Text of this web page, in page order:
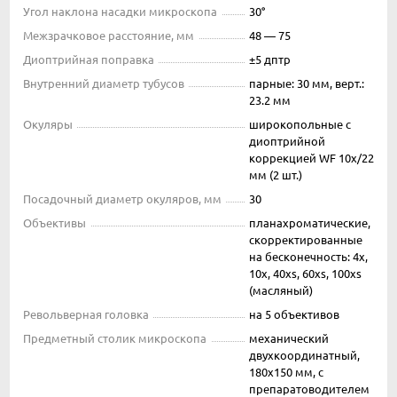
Угол наклона насадки микроскопа
30°
Межзрачковое расстояние, мм
48 — 75
Диоптрийная поправка
±5 дптр
Внутренний диаметр тубусов
парные: 30 мм, верт.:
23.2 мм
Окуляры
широкопольные с
диоптрийной
коррекцией WF 10х/22
мм (2 шт.)
Посадочный диаметр окуляров, мм
30
Объективы
планахроматические,
скорректированные
на бесконечность: 4x,
10x, 40xs, 60xs, 100xs
(масляный)
Револьверная головка
на 5 объективов
Предметный столик микроскопа
механический
двухкоординатный,
180х150 мм, с
препаратоводителем